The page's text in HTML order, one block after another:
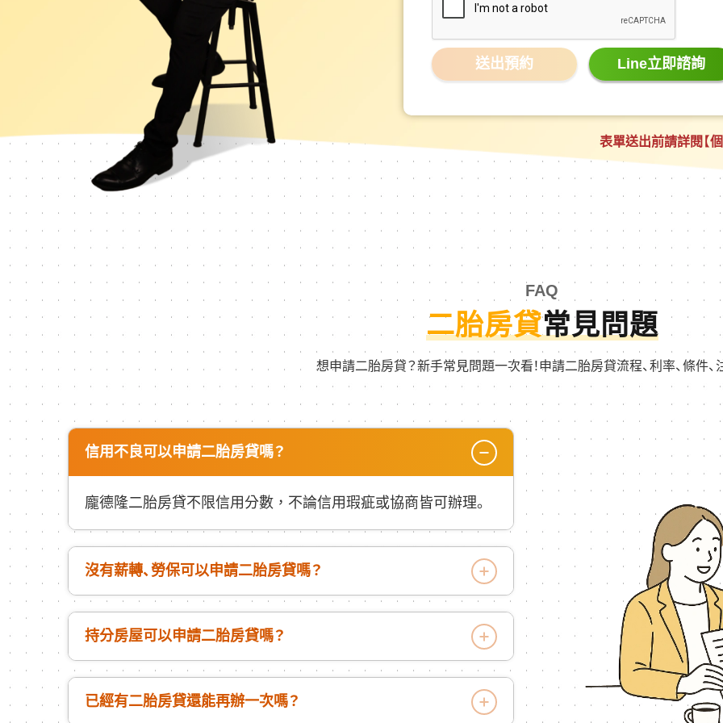
Line立即諮詢
表單送出前請詳閱 【
FAQ
二胎房貸常見問題
想申請二胎房貸？新手常見問題一次看！申請二胎房貸流程、利率、條件、
信用不良可以申請二胎房貸嗎？
龐德隆二胎房貸不限信用分數，不論信用瑕疵或協商皆可辦理。
沒有薪轉、勞保可以申請二胎房貸嗎？
持分房屋可以申請二胎房貸嗎？
已經有二胎房貸還能再辦一次嗎？